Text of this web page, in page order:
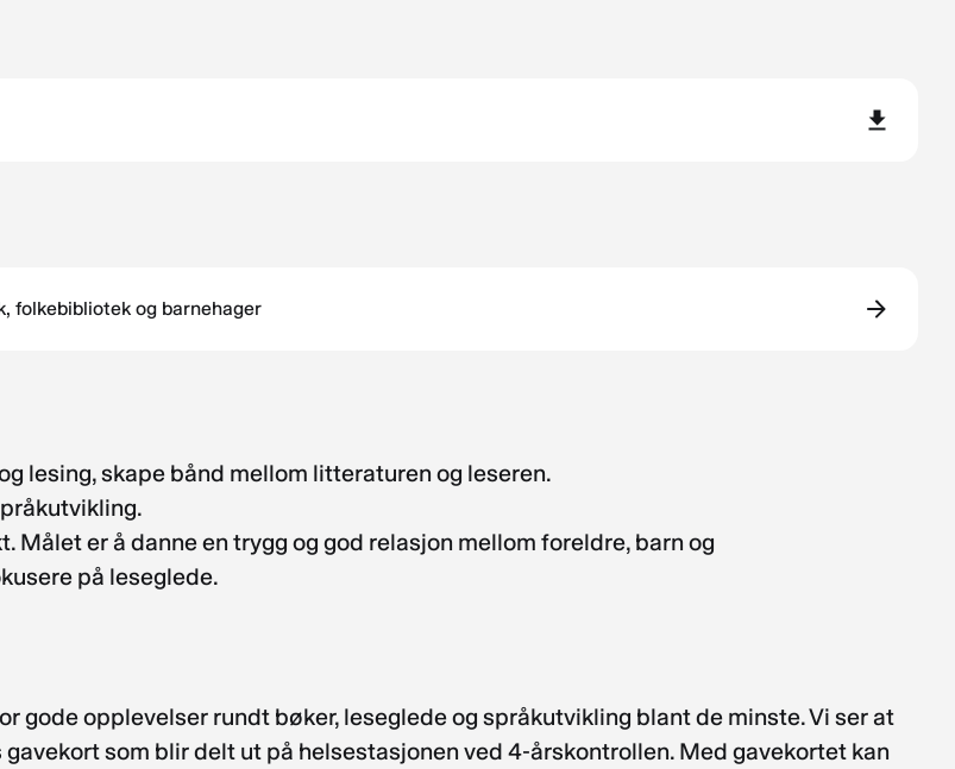
folkebibliotek og barnehager
lesing, skape bånd mellom litteraturen og leseren.
er å danne en trygg og god relasjon mellom foreldre, barn og
på leseglede.
gode opplevelser rundt bøker, leseglede og språkutvikling blant de minste. Vi ser at
som blir delt ut på helsestasjonen ved 4-årskontrollen. Med gavekortet kan